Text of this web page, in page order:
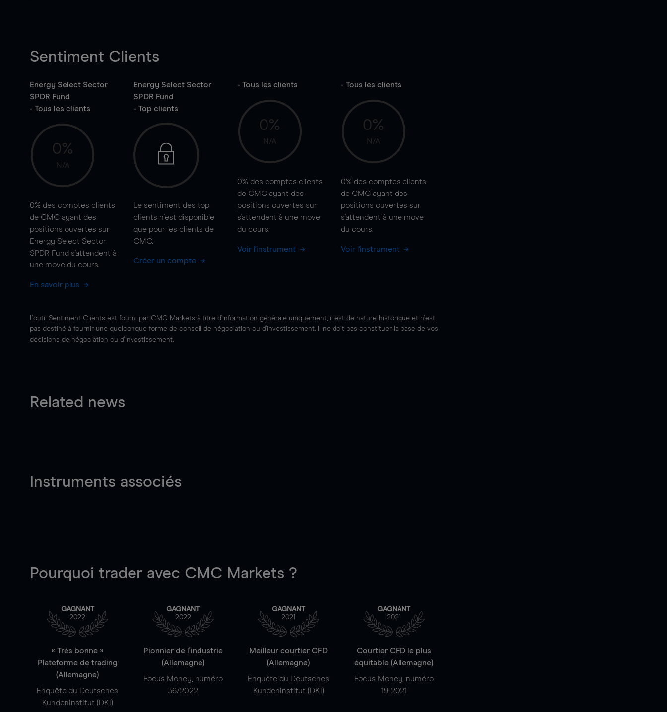
Sentiment Clients
Energy Select Sector
SPDR Fund
- Tous les clients
0%
N/A
0% des comptes clients
de CMC ayant des
positions ouvertes sur
Energy Select Sector
SPDR Fund s'attendent à
une move du cours.
En savoir plus
Energy Select Sector
SPDR Fund
- Top clients
Le sentiment des top
clients n'est disponible
que pour les clients de
CMC.
Créer un compte
- Tous les clients
0%
N/A
0% des comptes clients
de CMC ayant des
positions ouvertes sur
s'attendent à une move
du cours.
Voir l'instrument
- Tous les clients
0%
N/A
0% des comptes clients
de CMC ayant des
positions ouvertes sur
s'attendent à une move
du cours.
Voir l'instrument
L'outil Sentiment Clients est fourni par CMC Markets à titre d'information générale uniquement, il est de nature historique et n'est
pas destiné à fournir une quelconque forme de conseil de négociation ou d'investissement. Il ne doit pas constituer la base de vos
décisions de négociation ou d'investissement.
Related news
Instruments associés
Pourquoi trader avec CMC Markets ?
GAGNANT
2022
« Très bonne »
Plateforme de trading
(Allemagne)
Enquête du Deutsches
Kundeninstitut (DKI)
GAGNANT
2022
Pionnier de l'industrie
(Allemagne)
Focus Money, numéro
36/2022
GAGNANT
2021
Meilleur courtier CFD
(Allemagne)
Enquête du Deutsches
Kundeninstitut (DKI)
GAGNANT
2021
Courtier CFD le plus
équitable (Allemagne)
Focus Money, numéro
19-2021